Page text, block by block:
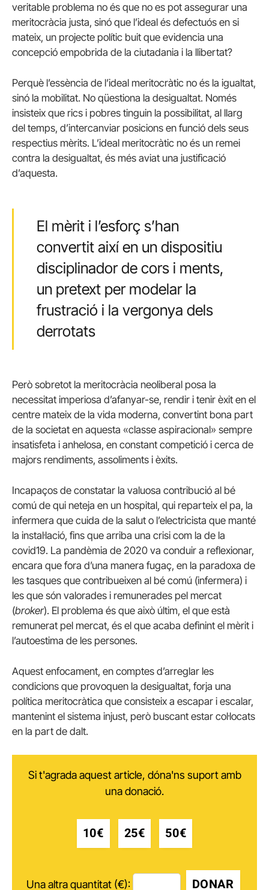
veritable problema no és que no es pot assegurar una
meritocràcia justa, sinó que l’ideal és defectuós en si
mateix, un projecte polític buit que evidencia una
concepció empobrida de la ciutadania i la llibertat?
Perquè l’essència de l’ideal meritocràtic no és la igualtat,
sinó la mobilitat. No qüestiona la desigualtat. Només
insisteix que rics i pobres tinguin la possibilitat, al llarg
del temps, d’intercanviar posicions en funció dels seus
respectius mèrits. L’ideal meritocràtic no és un remei
contra la desigualtat, és més aviat una justificació
d’aquesta.
El mèrit i l’esforç s’han
convertit així en un dispositiu
disciplinador de cors i ments,
un pretext per modelar la
frustració i la vergonya dels
derrotats
Però sobretot la meritocràcia neoliberal posa la
necessitat imperiosa d’afanyar-se, rendir i tenir èxit en el
centre mateix de la vida moderna, convertint bona part
de la societat en aquesta «classe aspiracional» sempre
insatisfeta i anhelosa, en constant competició i cerca de
majors rendiments, assoliments i èxits.
Incapaços de constatar la valuosa contribució al bé
comú de qui neteja en un hospital, qui reparteix el pa, la
infermera que cuida de la salut o l’electricista que manté
la instal·lació, fins que arriba una crisi com la de la
covid19. La pandèmia de 2020 va conduir a reflexionar,
encara que fora d’una manera fugaç, en la paradoxa de
les tasques que contribueixen al bé comú (infermera) i
les que són valorades i remunerades pel mercat
(broker). El problema és que això últim, el que està
remunerat pel mercat, és el que acaba definint el mèrit i
l’autoestima de les persones.
Aquest enfocament, en comptes d’arreglar les
condicions que provoquen la desigualtat, forja una
política meritocràtica que consisteix a escapar i escalar,
mantenint el sistema injust, però buscant estar col·locats
en la part de dalt.
Si t'agrada aquest article, dóna'ns suport amb
una donació.
10€ 25€ 50€
Una altra quantitat (€): DONAR